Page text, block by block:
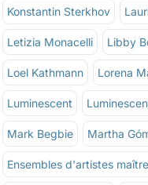
Konstantin Sterkhov
Letizia Monacelli Libby
Loel Kathmann Lorena
Luminescent
Mark Begbie Martha
Ensembles d'artistes